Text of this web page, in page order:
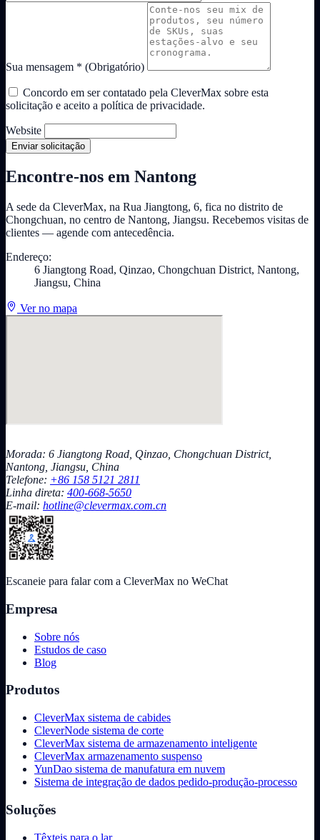
Sua mensagem * (Obrigatório)
Concordo em ser contatado pela CleverMax sobre esta
solicitação e aceito a política de privacidade.
Website
Enviar solicitação
Encontre-nos em Nantong
A sede da CleverMax, na Rua Jiangtong, 6, fica no distrito de
Chongchuan, no centro de Nantong, Jiangsu. Recebemos visitas de
clientes — agende com antecedência.
Endereço:
6 Jiangtong Road, Qinzao, Chongchuan District, Nantong,
Jiangsu, China
Ver no mapa
Morada: 6 Jiangtong Road, Qinzao, Chongchuan District,
Nantong, Jiangsu, China
Telefone: +86 158 5121 2811
Linha direta: 400-668-5650
E-mail: hotline@clevermax.com.cn
Escaneie para falar com a CleverMax no WeChat
Empresa
Sobre nós
Estudos de caso
Blog
Produtos
CleverMax sistema de cabides
CleverNode sistema de corte
CleverMax sistema de armazenamento inteligente
CleverMax armazenamento suspenso
YunDao sistema de manufatura em nuvem
Sistema de integração de dados pedido-produção-processo
Soluções
Têxteis para o lar